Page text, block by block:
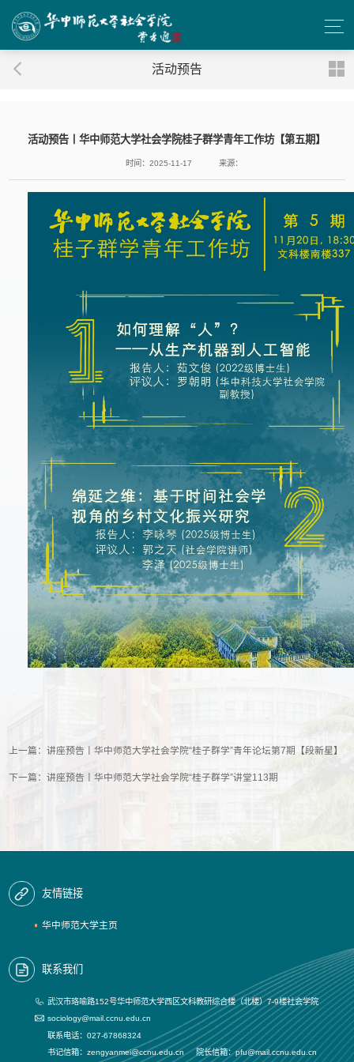
活动预告
活动预告丨华中师范大学社会学院桂子群学青年工作坊【第五期】
时间：2025-11-17 来源：
上一篇：讲座预告丨华中师范大学社会学院“桂子群学”青年论坛第7期【段新星】
下一篇：讲座预告丨华中师范大学社会学院“桂子群学”讲堂113期
友情链接
华中师范大学主页
联系我们
武汉市珞喻路152号华中师范大学西区文科教研综合楼（北楼）7-9楼社会学院
sociology@mail.ccnu.edu.cn
联系电话：027-67868324
书记信箱：zengyanmei@ccnu.edu.cn 院长信箱：pfu@mail.ccnu.edu.cn